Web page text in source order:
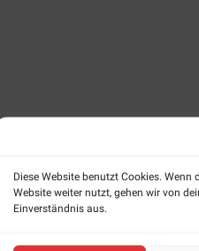
Diese Website benutzt Cookies. Wenn
Website weiter nutzt, gehen wir von
Einverständnis aus.